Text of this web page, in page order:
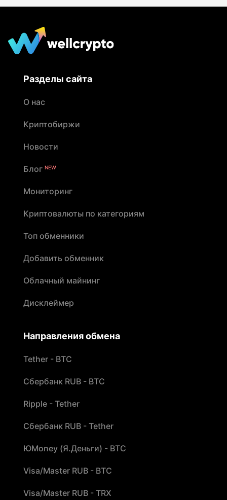
Разделы сайта
О нас
Криптобиржи
Новости
Блог NEW
Мониторинг
Криптовалюты по категориям
Топ обменники
Добавить обменник
Облачный майнинг
Дисклеймер
Направления обмена
Tether - BTC
Сбербанк RUB - BTC
Ripple - Tether
Сбербанк RUB - Tether
ЮMoney (Я.Деньги) - BTC
Visa/Master RUB - BTC
Visa/Master RUB - TRX